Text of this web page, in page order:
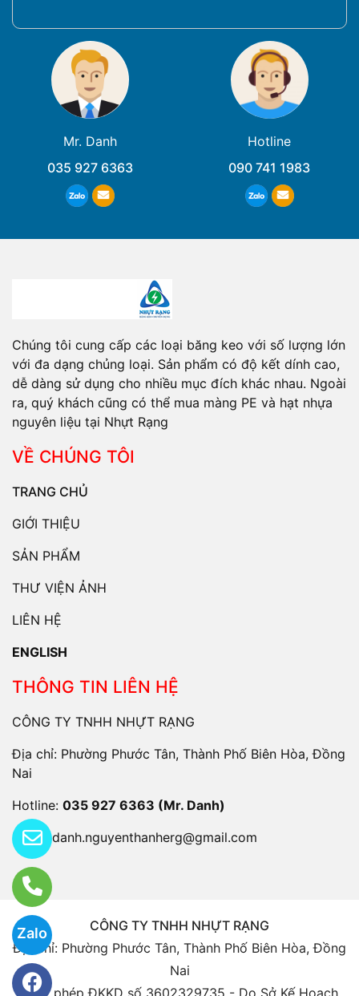
Zalo
Mr. Danh
035 927 6363
Hotline
090 741 1983
Chúng tôi cung cấp các loại băng keo với số lượng lớn
với đa dạng chủng loại. Sản phẩm có độ kết dính cao,
dễ dàng sử dụng cho nhiều mục đích khác nhau. Ngoài
ra, quý khách cũng có thể mua màng PE và hạt nhựa
nguyên liệu tại Nhựt Rạng
VỀ CHÚNG TÔI
TRANG CHỦ
GIỚI THIỆU
SẢN PHẨM
THƯ VIỆN ẢNH
LIÊN HỆ
ENGLISH
THÔNG TIN LIÊN HỆ
CÔNG TY TNHH NHỰT RẠNG
Địa chỉ: Phường Phước Tân, Thành Phố Biên Hòa, Đồng
Nai
Hotline: 035 927 6363 (Mr. Danh)
Email:danh.nguyenthanherg@gmail.com
CÔNG TY TNHH NHỰT RẠNG
Địa chỉ: Phường Phước Tân, Thành Phố Biên Hòa, Đồng
Nai
Giấy phép ĐKKD số 3602329735 - Do Sở Kế Hoạch